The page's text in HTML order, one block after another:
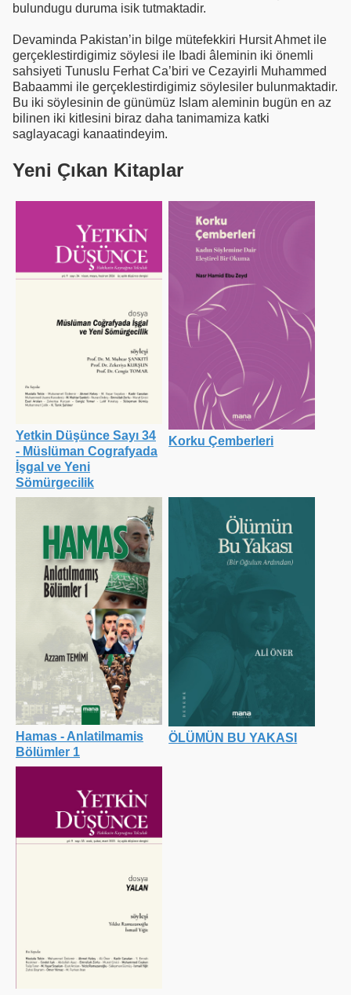
bulundugu duruma isik tutmaktadir.
Devaminda Pakistan’in bilge mütefekkiri Hursit Ahmet ile
gerçeklestirdigimiz söylesi ile Ibadi âleminin iki önemli
sahsiyeti Tunuslu Ferhat Ca’biri ve Cezayirli Muhammed
Babaammi ile gerçeklestirdigimiz söylesiler bulunmaktadir.
Bu iki söylesinin de günümüz Islam aleminin bugün en az
bilinen iki kitlesini biraz daha tanimamiza katki
saglayacagi kanaatindeyim.
Yeni Çıkan Kitaplar
Yetkin Düşünce Sayı 34
- Müslüman Cografyada
İşgal ve Yeni
Sömürgecilik
Korku Çemberleri
Hamas - Anlatilmamis
Bölümler 1
ÖLÜMÜN BU YAKASI